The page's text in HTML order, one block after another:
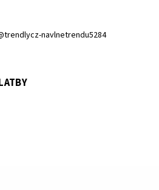
navlnetrendu5284